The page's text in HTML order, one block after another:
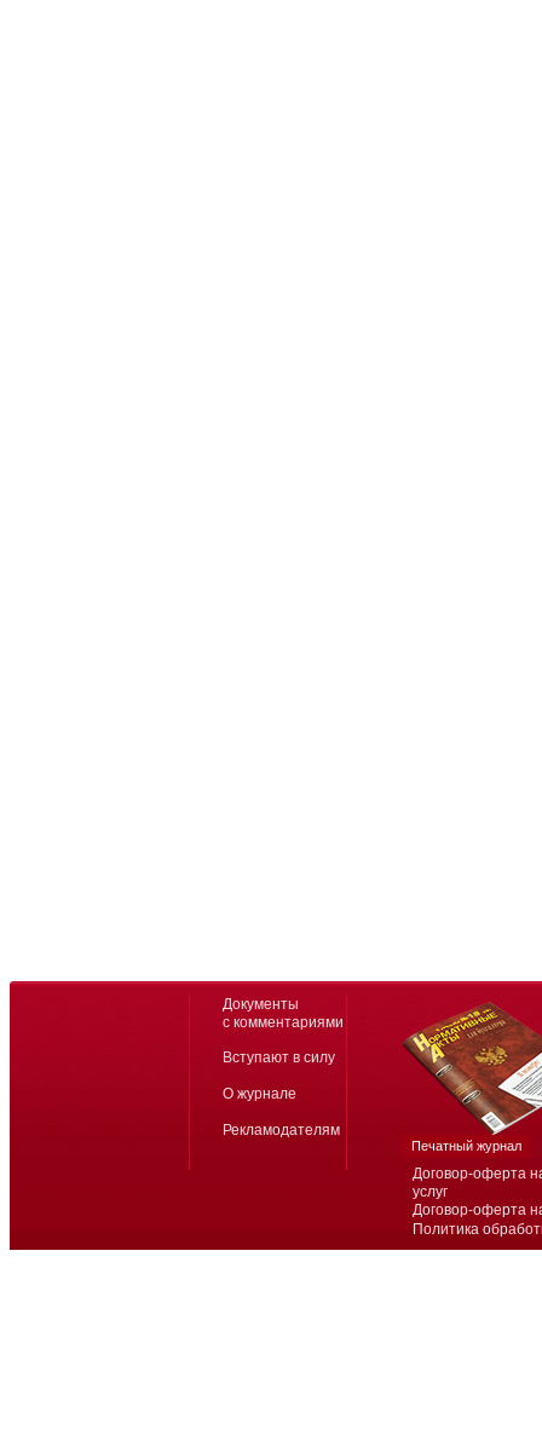
Договор-оферта
услуг
Договор-оферта
Политика
Документы
с комментариями
Вступают в силу
О журнале
Рекламодателям
Печатный журнал